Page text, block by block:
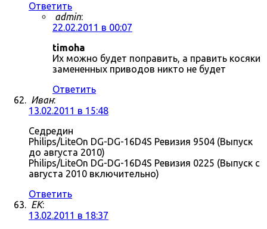
Ответить
admin:
22.02.2011 в 00:07
timoha
Их можно будет поправить, а править косяки
замененных приводов никто не будет
Ответить
Иван:
13.02.2011 в 15:48
Седредин
Philips/LiteOn DG-DG-16D4S Ревизия 9504 (Выпуск
до августа 2010)
Philips/LiteOn DG-DG-16D4S Ревизия 0225 (Выпуск с
августа 2010 включительно)
Ответить
ЕK:
13.02.2011 в 18:37